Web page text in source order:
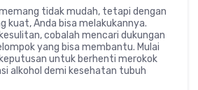
tidak mudah, tetapi dengan
kuat, Anda bisa melakukannya.
cobalah mencari dukungan
yang bisa membantu. Mulai
untuk berhenti merokok
alkohol demi kesehatan tubuh